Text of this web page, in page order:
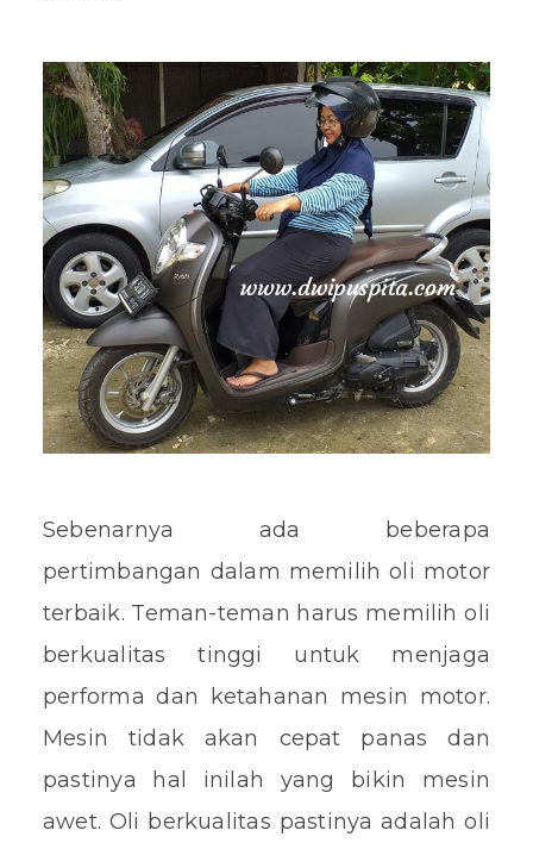
Sebenarnya ada beberapa
pertimbangan dalam memilih oli motor
terbaik. Teman-teman harus memilih oli
berkualitas tinggi untuk menjaga
performa dan ketahanan mesin motor.
Mesin tidak akan cepat panas dan
pastinya hal inilah yang bikin mesin
awet. Oli berkualitas pastinya adalah oli